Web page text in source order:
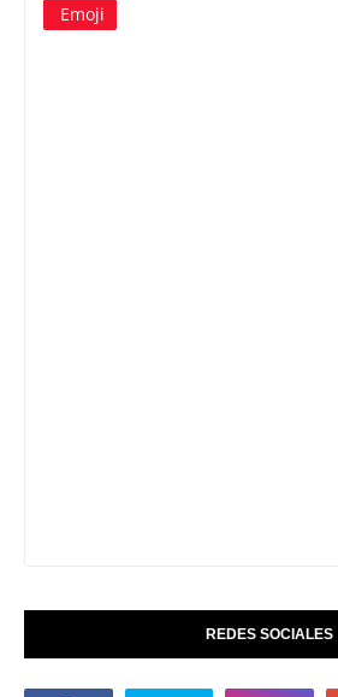
Emoji
REDES SOCIALES